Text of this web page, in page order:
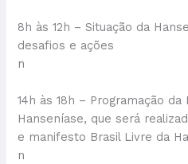
8h às 12h – Situação da
desafios e ações
n
14h às 18h – Programação
Hanseníase, que será
e manifesto Brasil Livre da
n